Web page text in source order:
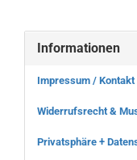
Informationen
Impressum / Kontakt
Widerrufsrecht &
Privatsphäre +